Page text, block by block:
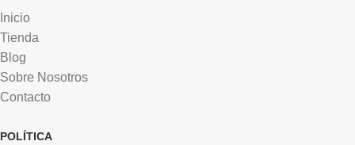
Inicio
Tienda
Blog
Sobre Nosotros
Contacto
POLÍTICA